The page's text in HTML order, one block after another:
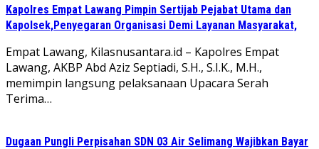
Kapolres Empat Lawang Pimpin Sertijab Pejabat Utama dan
Kapolsek,Penyegaran Organisasi Demi Layanan Masyarakat,
Empat Lawang, Kilasnusantara.id – Kapolres Empat
Lawang, AKBP Abd Aziz Septiadi, S.H., S.I.K., M.H.,
memimpin langsung pelaksanaan Upacara Serah
Terima…
Dugaan Pungli Perpisahan SDN 03 Air Selimang Wajibkan Bayar